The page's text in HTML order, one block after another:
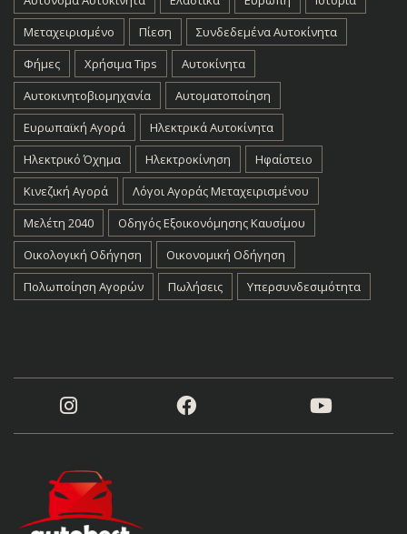
Μεταχειρισμένο
Πίεση
Συνδεδεμένα Αυτοκίνητα
Φήμες
Χρήσιμα Tips
Αυτοκίνητα
Αυτοκινητοβιομηχανία
Αυτοματοποίηση
Ευρωπαϊκή Αγορά
Ηλεκτρικά Αυτοκίνητα
Ηλεκτρικό Όχημα
Ηλεκτροκίνηση
Ηφαίστειο
Κινεζική Αγορά
Λόγοι Αγοράς Μεταχειρισμένου
Μελέτη 2040
Οδηγός Εξοικονόμησης Καυσίμου
Οικολογική Οδήγηση
Οικονομική Οδήγηση
Πολωποίηση Αγορών
Πωλήσεις Υπερσυνδεσιμότητα